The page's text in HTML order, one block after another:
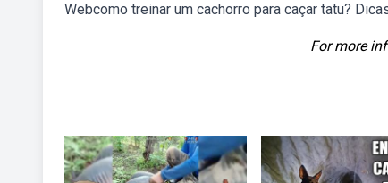
Webcomo treinar um cachorro para caçar tatu?
For more